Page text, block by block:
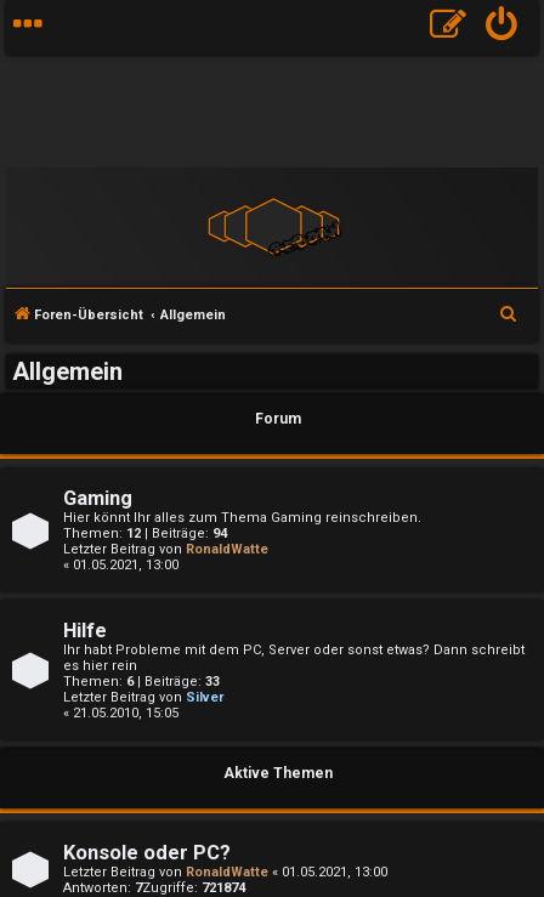
U
n
Foren-Übersicht Allgemein
Allgemein
Forum
Gaming
Hier könnt Ihr alles zum Thema Gaming reinschreiben.
Themen: 12 | Beiträge: 94
Letzter Beitrag von RonaldWatte
« 01.05.2021, 13:00
Hilfe
Ihr habt Probleme mit dem PC, Server oder sonst etwas? Dann schreibt
es hier rein
Themen: 6| Beiträge: 33
Letzter Beitrag von Silver
« 21.05.2010, 15:05
Aktive Themen
Konsole oder PC?
Letzter Beitrag von RonaldWatte « 01.05.2021, 13:00
Antworten: 7Zugriffe: 721874
P
l